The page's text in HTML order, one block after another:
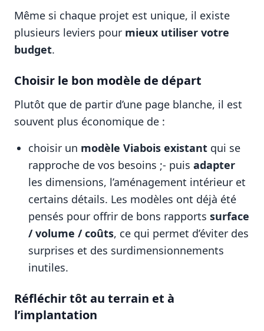
Même si chaque projet est unique, il existe
plusieurs leviers pour mieux utiliser votre
budget.
Choisir le bon modèle de départ
Plutôt que de partir d’une page blanche, il est
souvent plus économique de :
choisir un modèle Viabois existant qui se
rapproche de vos besoins ;- puis adapter
les dimensions, l’aménagement intérieur et
certains détails. Les modèles ont déjà été
pensés pour offrir de bons rapports surface
/ volume / coûts, ce qui permet d’éviter des
surprises et des surdimensionnements
inutiles.
Réfléchir tôt au terrain et à
l’implantation